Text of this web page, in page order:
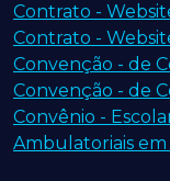
Contrato -
Contrato -
Convenção - de
Convenção - de
Convênio -
Ambulatoriais